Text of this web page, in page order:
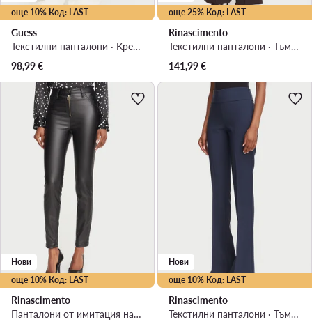
още 10% Код: LAST
Guess
Текстилни панталони · Кремав · Relaxed Fit
98,99€
още 25% Код: LAST
Rinascimento
Текстилни панталони · Тъмнокафяв · Regular Fit
141,99€
още 10% Код: LAST
Нови
Rinascimento
Панталони от имитация на кожа · Черен · Regular Fit
още 10% Код: LAST
Нови
Rinascimento
Текстилни панталони · Тъмносин · Regular Fit